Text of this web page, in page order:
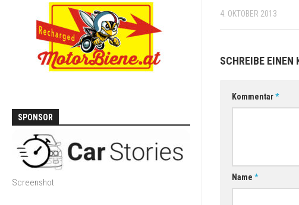
4. OKTOBER 2013
SCHREIBE EINEN
Kommentar*
Name *
SPONSOR
Screenshot